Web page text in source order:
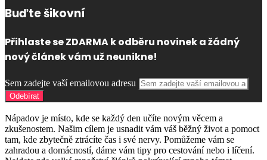
Buďte šikovní
Přihlaste se ZDARMA k odběru novinek a žádný
nový článek vám už neunikne!
Sem zadejte vaší emailovou adresu
Nápadov je místo, kde se každý den učíte novým věcem a
zkušenostem. Našim cílem je usnadit vám váš běžný život a pomoct
tam, kde zbytečně ztrácíte čas i své nervy. Pomůžeme vám se
zahradou a domácností, dáme vám tipy pro cestování nebo i líčení.